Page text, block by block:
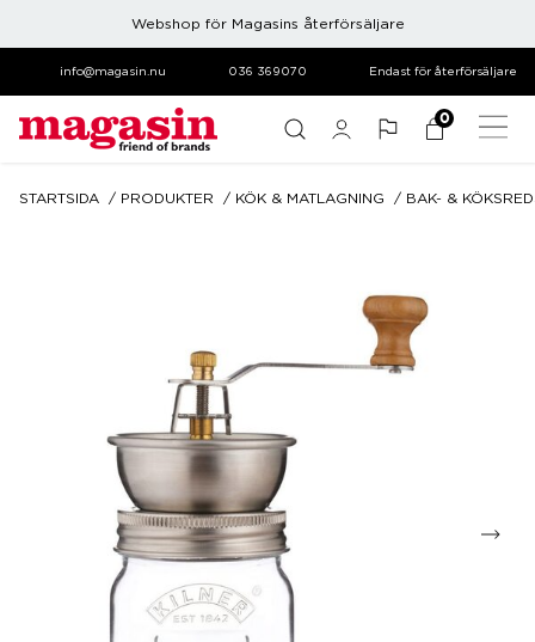
Webshop för Magasins återförsäljare
info@magasin.nu 036 369070 Endast för återförsäljare
0
STARTSIDA PRODUKTER KÖK & MATLAGNING BAK- &